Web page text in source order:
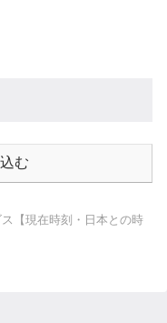
む
ス【現在時刻・日本との時